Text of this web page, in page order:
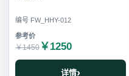
编号 FW_HHY-012
￥1450 ￥1250
详情